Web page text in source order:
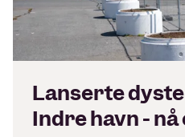
Lanserte
Indre havn -